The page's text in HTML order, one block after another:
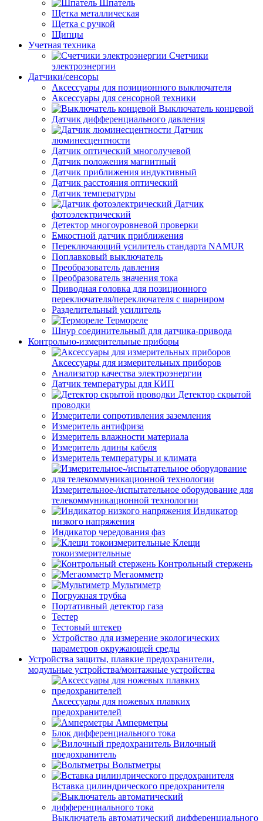
Шпатель
Щетка металлическая
Щетка с ручкой
Щипцы
Учетная техника
Счетчики
электроэнергии
Датчики/сенсоры
Аксессуары для позиционного выключателя
Аксессуары для сенсорной техники
Выключатель концевой
Датчик дифференциального давления
Датчик
люминесцентности
Датчик оптический многолучевой
Датчик положения магнитный
Датчик приближения индуктивный
Датчик расстояния оптический
Датчик температуры
Датчик
фотоэлектрический
Детектор многоуровневой проверки
Емкостной датчик приближения
Переключающий усилитель стандарта NAMUR
Поплавковый выключатель
Преобразователь давления
Преобразователь значения тока
Приводная головка для позиционного
переключателя/переключателя с шарниром
Разделительный усилитель
Термореле
Шнур соединительный для датчика-привода
Контрольно-измерительные приборы
Аксессуары для измерительных приборов
Анализатор качества электроэнергии
Датчик температуры для КИП
Детектор скрытой
проводки
Измерители сопротивления заземления
Измеритель антифриза
Измеритель влажности материала
Измеритель длины кабеля
Измеритель температуры и климата
Измерительное-/испытательное оборудование для
телекоммуникационной технологии
Индикатор
низкого напряжения
Индикатор чередования фаз
Клещи
токоизмерительные
Контрольный стержень
Мегаомметр
Мультиметр
Погружная трубка
Портативный детектор газа
Тестер
Тестовый штекер
Устройство для измерение экологических
параметров окружающей среды
Устройства защиты, плавкие предохранители,
модульные устройства/монтажные устройства
Аксессуары для ножевых плавких
предохранителей
Амперметры
Блок дифференциального тока
Вилочный
предохранитель
Вольтметры
Вставка цилиндрического предохранителя
Выключатель автоматический дифференциального